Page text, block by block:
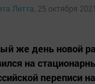
Литта, 25 октября
же день новой
на
переписи